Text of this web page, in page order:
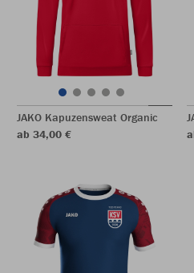
JAKO Kapuzensweat Organic
ab 34,00 €